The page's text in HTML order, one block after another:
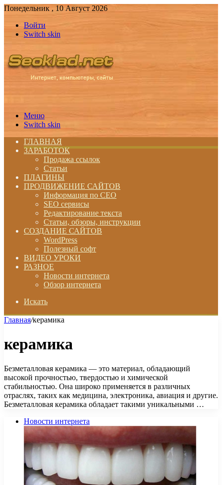
Понедельник , 10 Август 2026
Войти
Switch skin
Меню
Switch skin
ГЛАВНАЯ
ЗАРАБОТОК
Продажа ссылок
Статьи
ПЛАГИНЫ
ПРОДВИЖЕНИЕ САЙТОВ
Информация по СЕО
SEO сервисы
Редактирование текста
Статьи, обзоры, инструкции
СОЗДАНИЕ САЙТОВ
WordPress
Полезный софт
ВИДЕО УРОКИ
РАЗНОЕ
Новости интернета
Обзор интернета
Искать
Главная/керамика
керамика
Безметалловая керамика — это материал, обладающий
высокой прочностью, твердостью и химической
стабильностью. Она широко применяется в различных
отраслях, таких как медицина, электроника, авиация и другие.
Безметалловая керамика обладает такими уникальными …
Новости интернета